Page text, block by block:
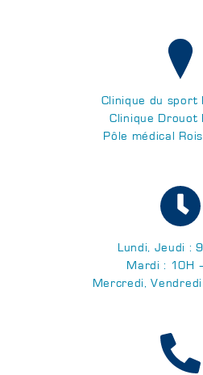
Clinique du sport
Clinique Drouot
Pôle médical
Lundi, Jeudi :
Mardi : 10H
Mercredi,